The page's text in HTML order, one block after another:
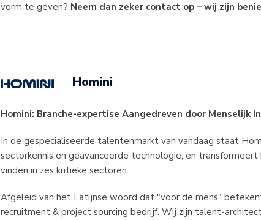
vorm te geven? Neem dan zeker contact op – wij zijn
Homini
Homini: Branche-expertise Aangedreven door Menselijk
In de gespecialiseerde talentenmarkt van vandaag staat
sectorkennis en geavanceerde technologie, en
vinden in zes kritieke sectoren.
Afgeleid van het Latijnse woord dat "voor de mens"
recruitment & project sourcing bedrijf. Wij zijn talent-